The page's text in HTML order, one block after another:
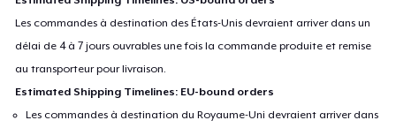
Les commandes à destination des États-Unis devraient arriver dans un
délai de 4 à 7 jours ouvrables une fois la commande produite et remise
au transporteur pour livraison.
Estimated Shipping Timelines: EU-bound orders
Les commandes à destination du Royaume-Uni devraient arriver dans